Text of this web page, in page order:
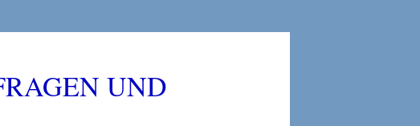
UND